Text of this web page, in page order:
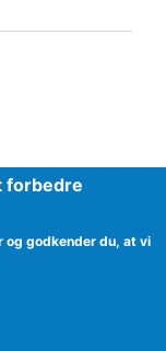
forbedre
og godkender du, at vi